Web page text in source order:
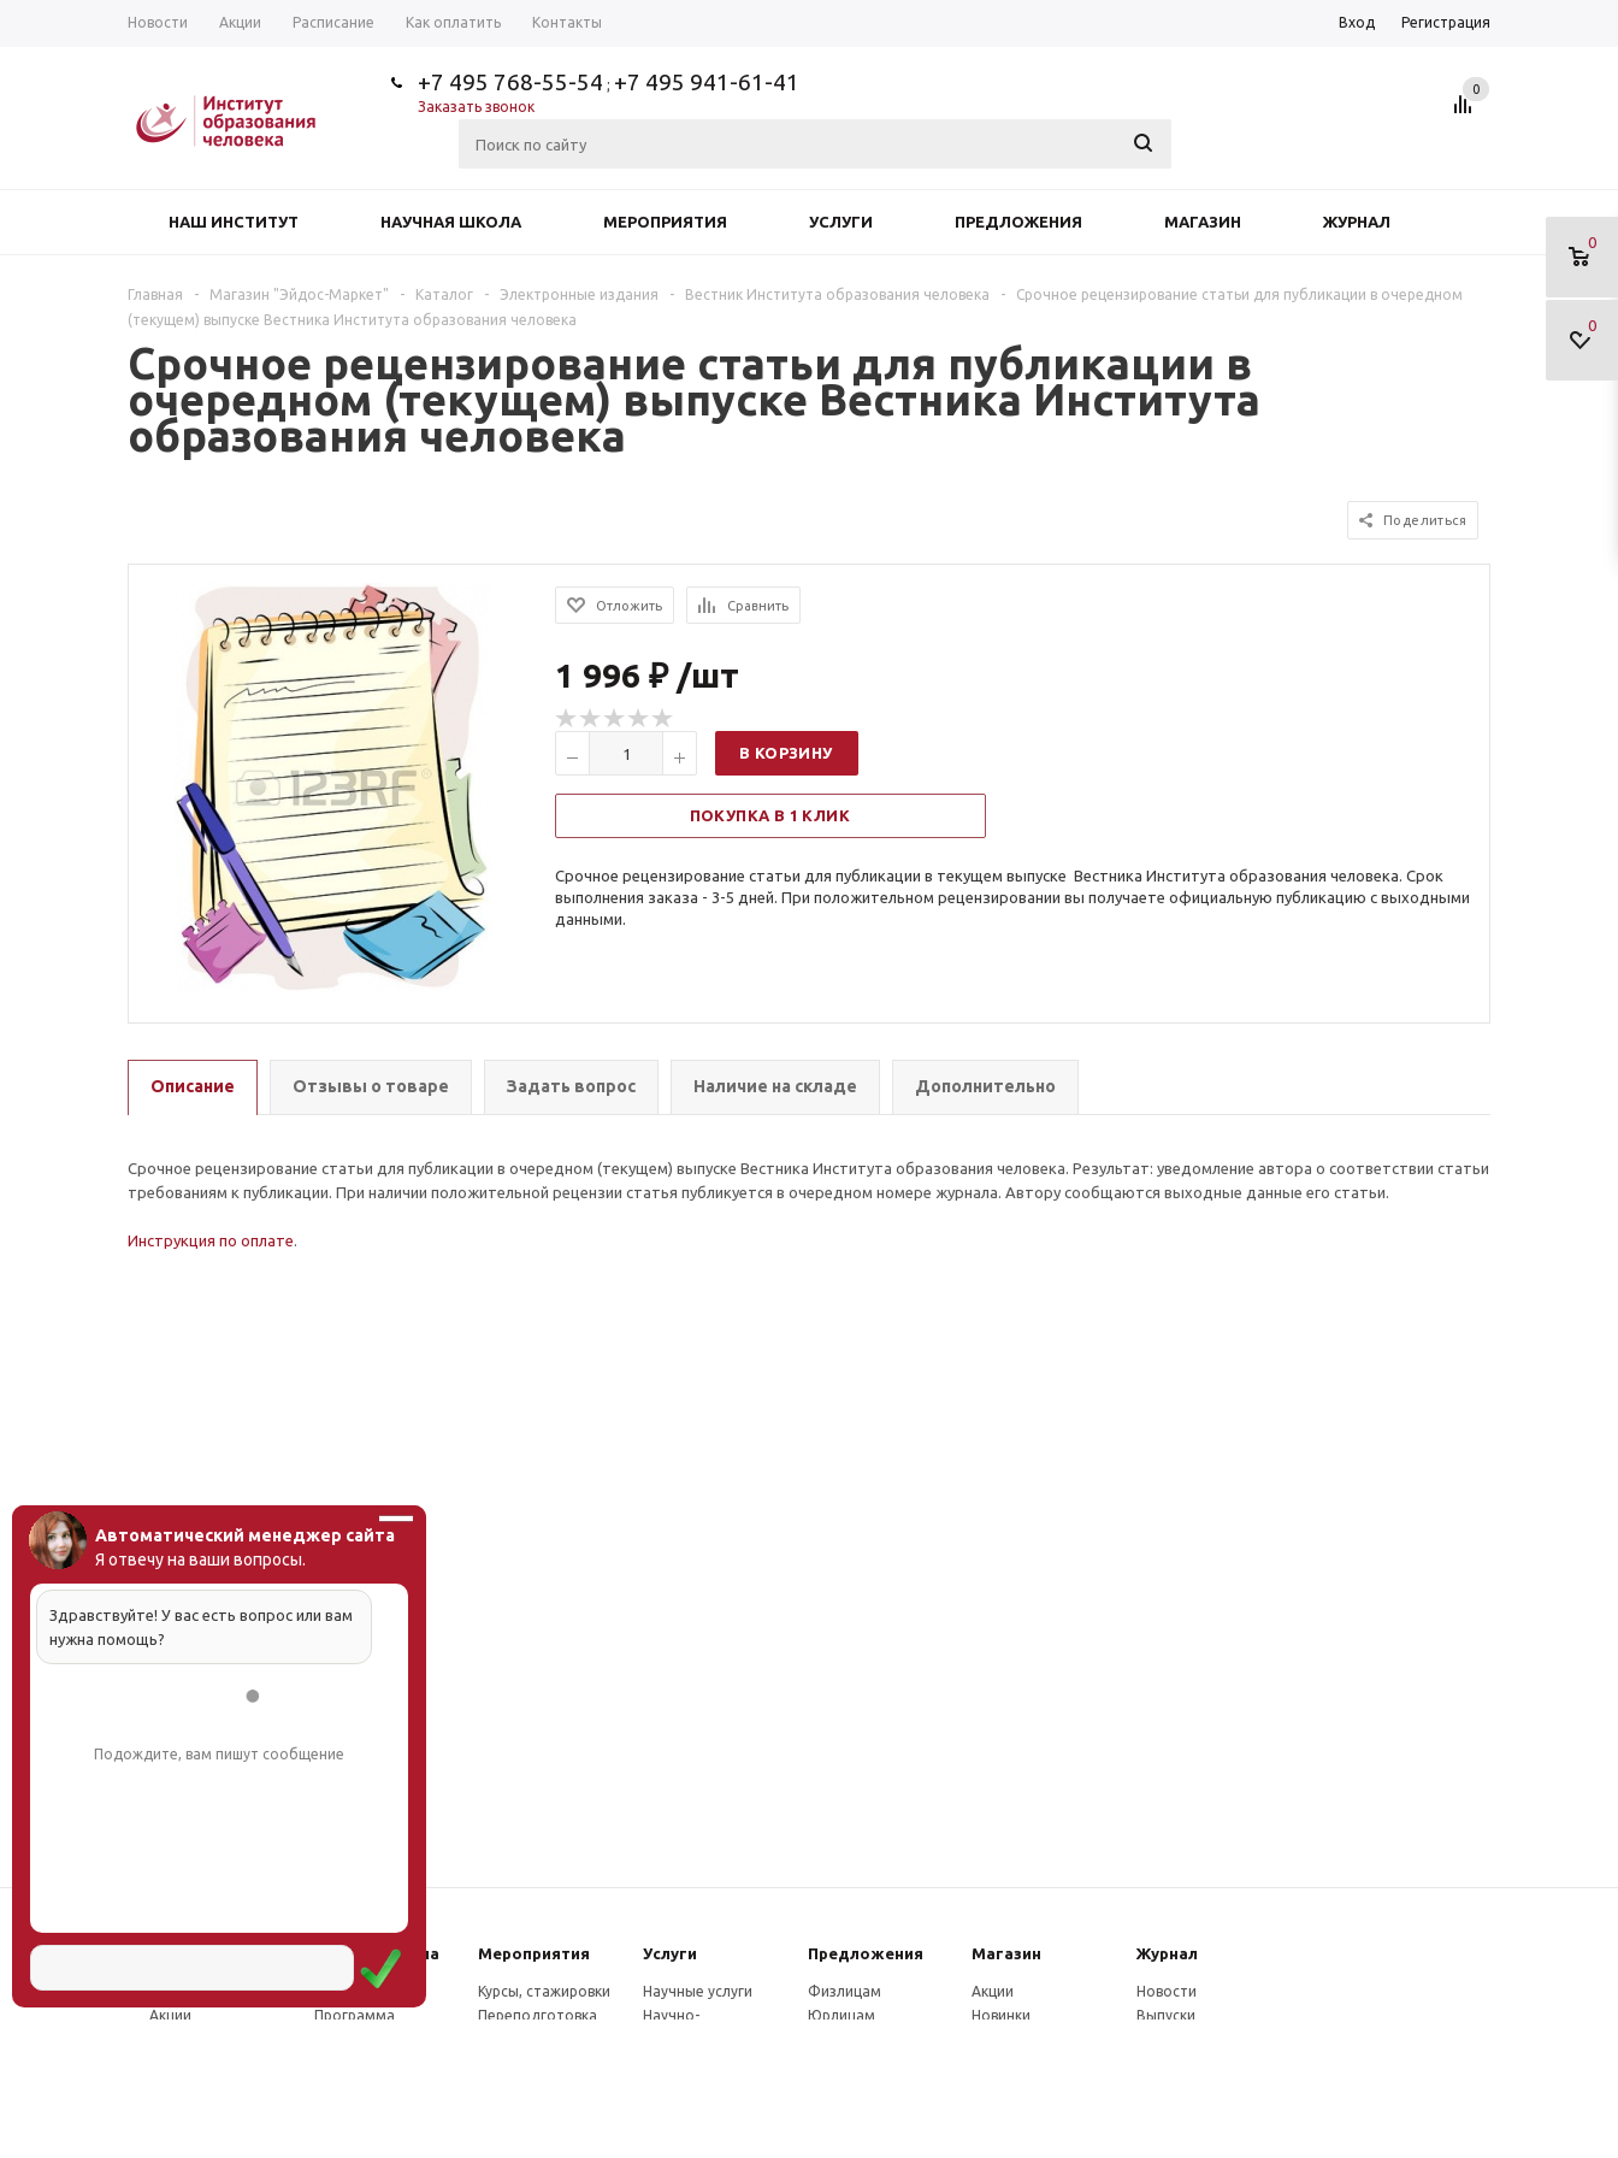
Новости Акции Расписание Как оплатить Контакты Вход Регистрация
+7 495 768-55-54 ; +7 495 941-61-41
Заказать звонок
0
0
0
НАШ ИНСТИТУТ НАУЧНАЯ ШКОЛА МЕРОПРИЯТИЯ УСЛУГИ ПРЕДЛОЖЕНИЯ МАГАЗИН ЖУРНАЛ
Главная - Магазин "Эйдос-Маркет" - Каталог - Электронные издания - Вестник Института образования человека -
Срочное рецензирование статьи для публикации в очередном
(текущем) выпуске Вестника Института образования человека
Срочное рецензирование статьи для публикации в
очередном (текущем) выпуске Вестника Института
образования человека
Поделиться
Отложить Сравнить
1 996 ₽ /шт
В КОРЗИНУ
ПОКУПКА В 1 КЛИК
Срочное рецензирование статьи для публикации в текущем выпуске Вестника Института образования человека. Срок
выполнения заказа - 3-5 дней. При положительном рецензировании вы получаете официальную публикацию с выходными
данными.
Описание Отзывы о товаре Задать вопрос Наличие на складе Дополнительно
Срочное рецензирование статьи для публикации в очередном (текущем) выпуске Вестника Института образования человека. Результат: уведомление автора о соответствии статьи
требованиям к публикации. При наличии положительной рецензии статья публикуется в очередном номере журнала. Автору сообщаются выходные данные его статьи.
Инструкция по оплате.
Научная школа Мероприятия Услуги Предложения Магазин Журнал
Новости
Акции
Концепция
Программа
Курсы, стажировки
Переподготовка
Научные услуги
Научно-
Физлицам
Юрлицам
Акции
Новинки
Новости
Выпуски
Автоматический менеджер сайта
Я отвечу на ваши вопросы.
Здравствуйте! У вас есть вопрос или вам
нужна помощь?
Подождите, вам пишут сообщение